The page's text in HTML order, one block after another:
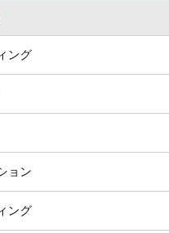
ング
ョン
ング